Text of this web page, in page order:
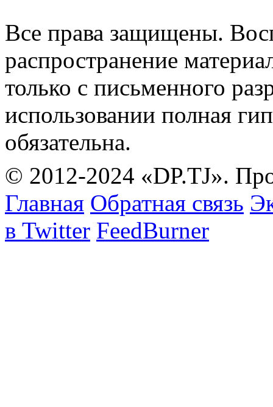
Все права защищены.
распространение
только с письменного
использовании полная
обязательна.
© 2012-2024 «DP.TJ».
Главная Обратная связь
в Twitter FeedBurner